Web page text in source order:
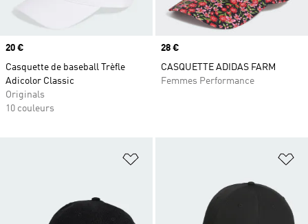
Prix
20 €
Casquette de baseball Trèfle
Adicolor Classic
Originals
10 couleurs
Prix
28 €
CASQUETTE ADIDAS FARM
Femmes Performance
Ajouter à la Liste de produits